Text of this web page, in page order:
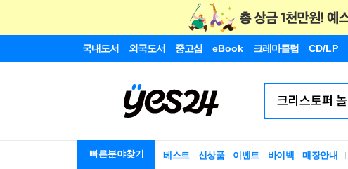
국내도서 외국도서 중고샵 eBook 크레마클럽 CD/LP
빠른분야찾기 베스트 신상품 이벤트 바이백 매장안내